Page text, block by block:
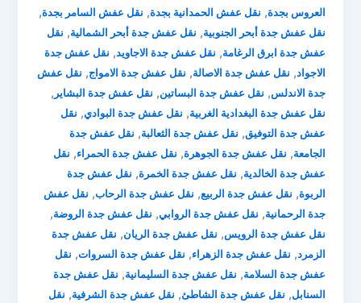
العروس بجدة, نقل عفش الحمدانية بجدة, نقل عفش السامر بجدة,
نقل عفش جدة أبحر الجنوبية, نقل عفش جدة أبحر الشمالية, نقل
عفش جدة ابرق الرغامة, نقل عفش جدة الاجاويد, نقل عفش جدة
الاجواد, نقل عفش جدة الاصالة, نقل عفش جدة الامواج, نقل عفش
جدة الاندلس, نقل عفش جدة البساتين, نقل عفش جدة البشاير ,
نقل عفش جدة البغدادية الغربية, نقل عفش جدة البوادي, نقل
عفش جدة التوفيق, نقل عفش جدة الثعالبة, نقل عفش جدة
الجامعة, نقل عفش جدة الجوهرة, نقل عفش جدة الحمراء, نقل
عفش جدة الخالدية, نقل عفش جدة الخمرة, نقل عفش جدة
الربوة, نقل عفش جدة الربيع, نقل عفش جدة الرحاب, نقل عفش
جدة الرحمانية, نقل عفش جدة الروابي, نقل عفش جدة الروضة,
نقل عفش جدة الرويس, نقل عفش جدة الريان, نقل عفش جدة
الزمرد, نقل عفش جدة الزهراء, نقل عفش جدة السروات, نقل
عفش جدة السلامة, نقل عفش جدة السليمانية, نقل عفش جدة
السنابل, نقل عفش جدة الشاطئ, نقل عفش جدة الشرفية, نقل